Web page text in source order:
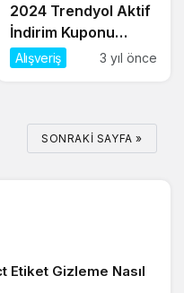
2024 Trendyol Aktif
İndirim Kuponu
Nereden Kazanılır,
Alışveriş 3 yıl önce
SONRAKI SAYFA »
Etiket Gizleme Nasıl